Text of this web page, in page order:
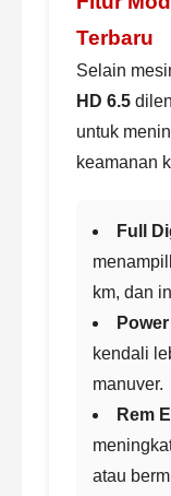
Terbaru
Selain
HD 6.5
untuk
keamanan
Full
km, dan
kendali
manuver.
Rem
atau